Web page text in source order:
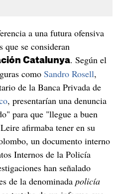
a una futura ofensiva
que se consideran
Catalunya. Según el
como Sandro Rosell,
de la Banca Privada de
, presentarían una denuncia
para que "llegue a buen
afirmaba tener en su
un documento interno
Internos de la Policía
han señalado
de la denominada policía